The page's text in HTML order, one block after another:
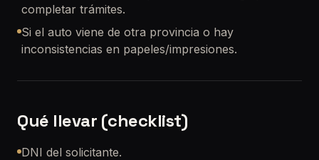
completar trámites.
Si el auto viene de otra provincia o hay
inconsistencias en papeles/impresiones.
Qué llevar (checklist)
DNI del solicitante.